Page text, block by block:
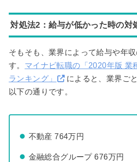
対処法2：給与が低かった時の対
そもそも、業界によって給与や年
す。 マイナビ転職の「2020年版 業
ランキング」
によると、業界ご
以下の通りです。
不動産 764万円
金融総合グループ 676万円